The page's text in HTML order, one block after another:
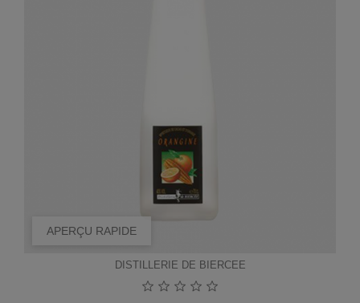
APERÇU RAPIDE
DISTILLERIE DE BIERCEE